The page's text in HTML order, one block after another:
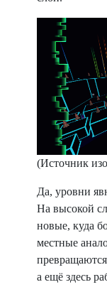
(Источник
Да, уровни
На высокой
новые, куда
местные
а ещё здесь